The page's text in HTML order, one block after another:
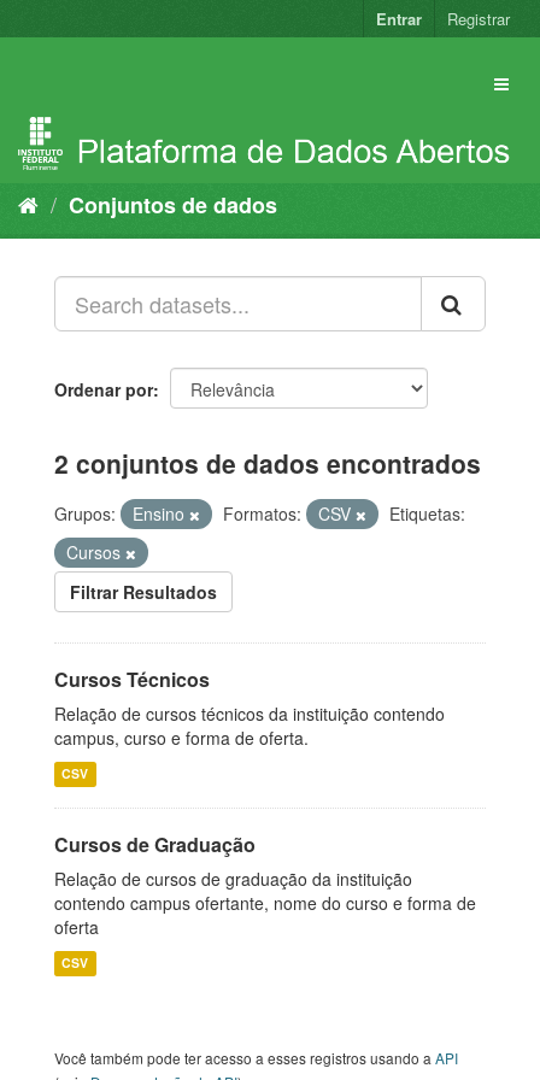
para
Entrar Registrar
Conjuntos de dados
Ordenar por
2 conjuntos de dados encontrados
Grupos: Ensino Formatos: CSV
Etiquetas:
Cursos
Filtrar Resultados
Cursos Técnicos
Relação de cursos técnicos da instituição contendo
campus, curso e forma de oferta.
CSV
Cursos de Graduação
Relação de cursos de graduação da instituição
contendo campus ofertante, nome do curso e forma de
oferta
CSV
Você também pode ter acesso a esses registros usando aAPI